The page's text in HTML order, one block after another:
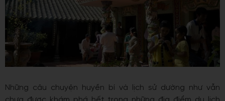
Những câu chuyện huyền bí và lịch sử dường như vẫn